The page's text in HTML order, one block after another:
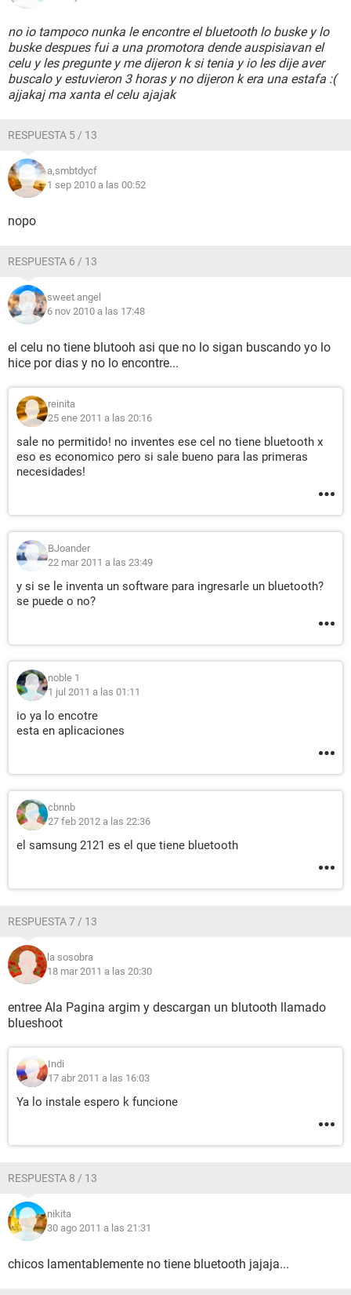
no io tampoco nunka le encontre el bluetooth lo buske y lo
buske despues fui a una promotora dende auspisiavan el
celu y les pregunte y me dijeron k si tenia y io les dije aver
buscalo y estuvieron 3 horas y no dijeron k era una estafa :(
ajjakaj ma xanta el celu ajajak
RESPUESTA 5 / 13
a,smbtdycf
1 sep 2010 a las 00:52
nopo
RESPUESTA 6 / 13
sweet angel
6 nov 2010 a las 17:48
el celu no tiene blutooh asi que no lo sigan buscando yo lo
hice por dias y no lo encontre...
reinita
25 ene 2011 a las 20:16
sale no permitido! no inventes ese cel no tiene bluetooth x
eso es economico pero si sale bueno para las primeras
necesidades!
BJoander
22 mar 2011 a las 23:49
y si se le inventa un software para ingresarle un bluetooth?
se puede o no?
noble 1
1 jul 2011 a las 01:11
io ya lo encotre
esta en aplicaciones
cbnnb
27 feb 2012 a las 22:36
el samsung 2121 es el que tiene bluetooth
RESPUESTA 7 / 13
la sosobra
18 mar 2011 a las 20:30
entree Ala Pagina argim y descargan un blutooth llamado
blueshoot
Indi
17 abr 2011 a las 16:03
Ya lo instale espero k funcione
RESPUESTA 8 / 13
nikita
30 ago 2011 a las 21:31
chicos lamentablemente no tiene bluetooth jajaja...